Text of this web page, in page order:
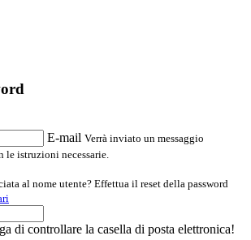
E-mail Verrà inviato un messaggio
istruzioni necessarie.
al nome utente? Effettua il reset della password
di controllare la casella di posta elettronica!